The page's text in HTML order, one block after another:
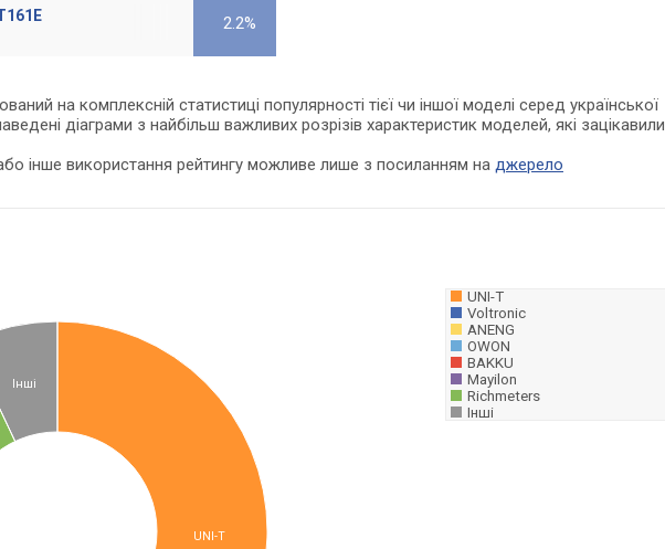
2.2%
на комплексній статистиці популярності тієї чи іншої моделі серед української
діаграми з найбільш важливих розрізів характеристик моделей, які зацікавили
інше використання рейтингу можливе лише з посиланням на джерело
UNI-T
Voltronic
ANENG
OWON
BAKKU
Mayilon
Richmeters
Інші
UNI-T
Інші